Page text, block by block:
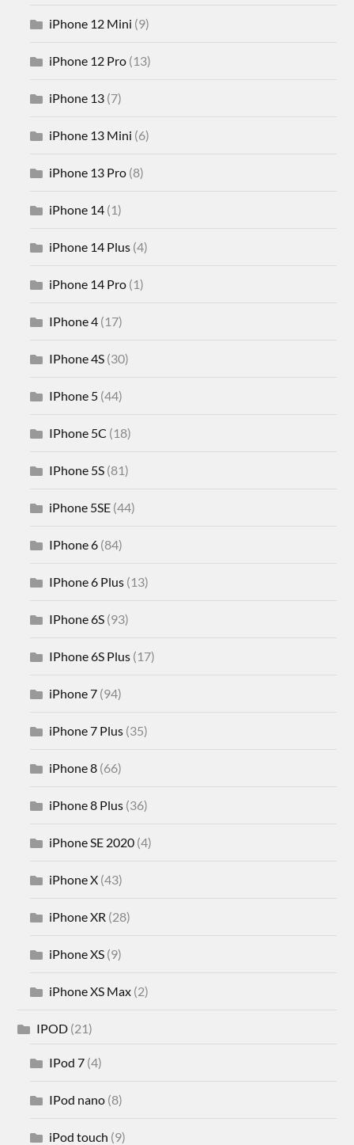
iPhone 12 Mini (9)
iPhone 12 Pro (13)
iPhone 13 (7)
iPhone 13 Mini (6)
iPhone 13 Pro (8)
iPhone 14 (1)
iPhone 14 Plus (4)
iPhone 14 Pro (1)
IPhone 4 (17)
IPhone 4S (30)
IPhone 5 (44)
IPhone 5C (18)
IPhone 5S (81)
iPhone 5SE (44)
IPhone 6 (84)
IPhone 6 Plus (13)
IPhone 6S (93)
IPhone 6S Plus (17)
iPhone 7 (94)
iPhone 7 Plus (35)
iPhone 8 (66)
iPhone 8 Plus (36)
iPhone SE 2020 (4)
iPhone X (43)
iPhone XR (28)
iPhone XS (9)
iPhone XS Max (2)
IPOD (21)
IPod 7 (4)
IPod nano (8)
iPod touch (9)